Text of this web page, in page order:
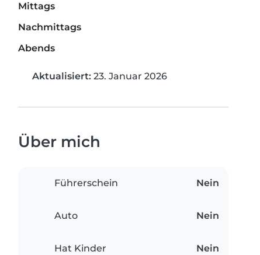
Mittags
Nachmittags
Abends
Aktualisiert: 23. Januar 2026
Über mich
Führerschein Nein
Auto Nein
Hat Kinder Nein